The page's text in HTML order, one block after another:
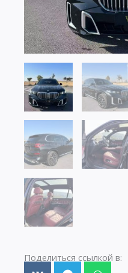
Поделиться ссылкой в: